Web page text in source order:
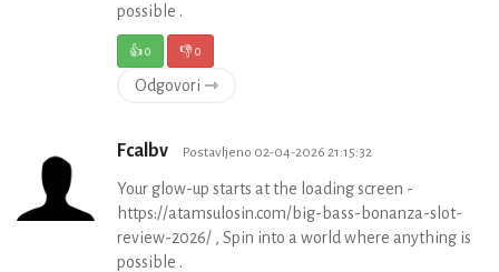
possible .
👍0 👎0
Odgovori ⇾
Fcalbv Postavljeno 02-04-2026 21:15:32
Your glow-up starts at the loading screen -
https://atamsulosin.com/big-bass-bonanza-slot-
review-2026/ , Spin into a world where anything is
possible .